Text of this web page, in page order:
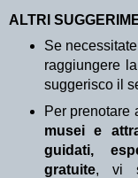
ALTRI
Se
raggiungere
suggerisco il
Per prenotare
musei e
guidati,
gratuite, vi